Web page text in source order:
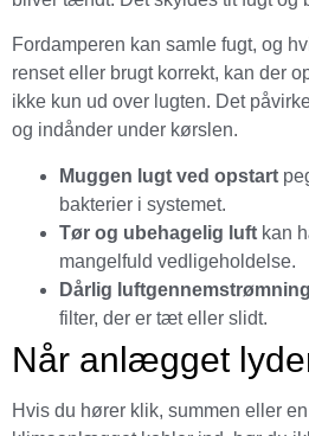
Fordamperen kan samle fugt, og
renset eller brugt korrekt, kan der
ikke kun ud over lugten. Det
og indånder under kørslen.
Muggen lugt ved opstart
bakterier i systemet.
Tør og ubehagelig luft kan
mangelfuld vedligeholdelse.
Dårlig luftgennemstrømning
filter, der er tæt eller slidt.
Når anlægget
Hvis du hører klik, summen eller